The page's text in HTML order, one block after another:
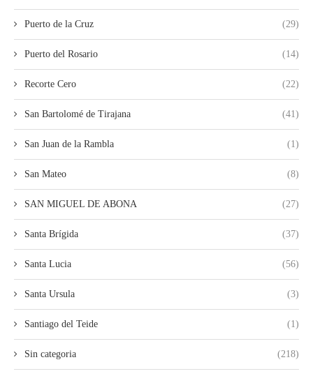
Puerto de la Cruz (29)
Puerto del Rosario (14)
Recorte Cero (22)
San Bartolomé de Tirajana (41)
San Juan de la Rambla (1)
San Mateo (8)
SAN MIGUEL DE ABONA (27)
Santa Brígida (37)
Santa Lucia (56)
Santa Ursula (3)
Santiago del Teide (1)
Sin categoria (218)